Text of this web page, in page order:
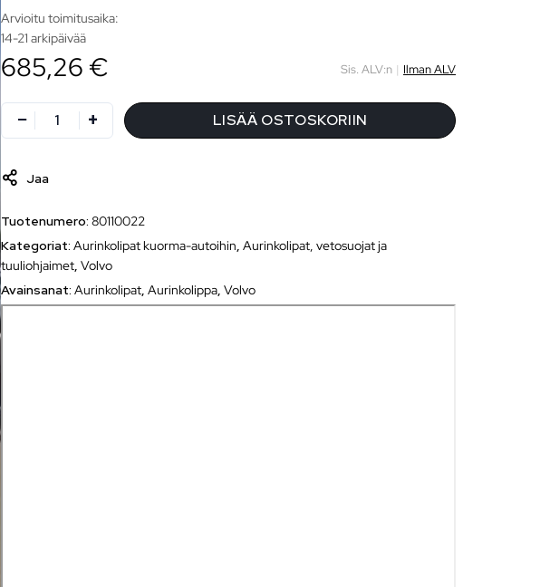
Arvioitu toimitusaika:
14-21 arkipäivää
685,26 € Sis. ALV:n | Ilman ALV
LISÄÄ OSTOSKORIIN
Jaa
Tuotenumero:80110022
Kategoriat:Aurinkolipat kuorma-autoihin ,Aurinkolipat, vetosuojat ja
tuuliohjaimet ,Volvo
Avainsanat:Aurinkolipat ,Aurinkolippa ,Volvo